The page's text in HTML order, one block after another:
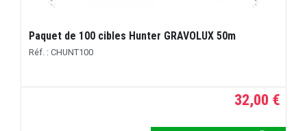
Paquet de 100 cibles Hunter GRAVOLUX 50m
Réf. : CHUNT100
32,00 €